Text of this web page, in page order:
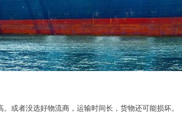
或者没选好物流商，运输时间长，货物还可能损坏。